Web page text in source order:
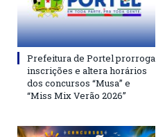
Prefeitura de Portel prorroga
inscrições e altera horários
dos concursos “Musa” e
“Miss Mix Verão 2026”